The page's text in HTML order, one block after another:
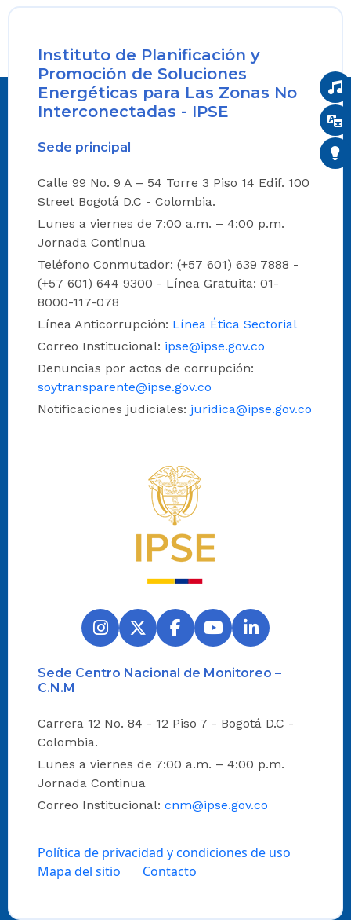
Instituto de Planificación y
Promoción de Soluciones
Energéticas para Las Zonas No
Interconectadas - IPSE
Sede principal
Calle 99 No. 9 A – 54 Torre 3 Piso 14 Edif. 100
Street Bogotá D.C - Colombia.
Lunes a viernes de 7:00 a.m. – 4:00 p.m.
Jornada Continua
Teléfono Conmutador: (+57 601) 639 7888 -
(+57 601) 644 9300 - Línea Gratuita: 01-
8000-117-078
Línea Anticorrupción: Línea Ética Sectorial
Correo Institucional: ipse@ipse.gov.co
Denuncias por actos de corrupción:
soytransparente@ipse.gov.co
Notificaciones judiciales: juridica@ipse.gov.co
Sede Centro Nacional de Monitoreo –
C.N.M
Carrera 12 No. 84 - 12 Piso 7 - Bogotá D.C -
Colombia.
Lunes a viernes de 7:00 a.m. – 4:00 p.m.
Jornada Continua
Correo Institucional: cnm@ipse.gov.co
Política de privacidad y condiciones de uso
Mapa del sitio
Contacto